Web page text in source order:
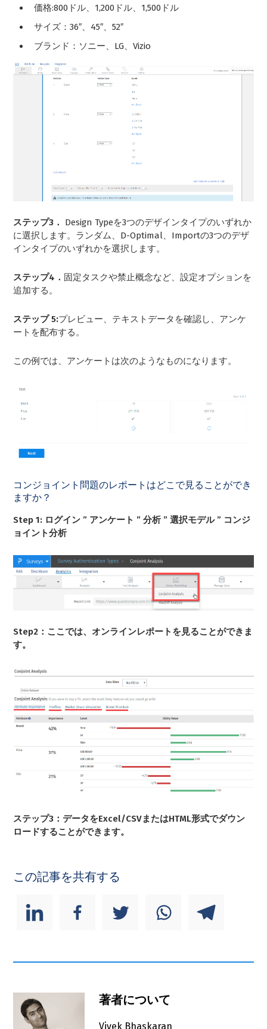
価格:800ドル、1,200ドル、1,500ドル
サイズ：36″、45″、52″
ブランド：ソニー、LG、Vizio
ステップ3． Design Typeを3つのデザインタイプのいずれか
に選択します。ランダム、D-Optimal、Importの3つのデザ
インタイプのいずれかを選択します。
ステップ4． 固定タスクや禁止概念など、設定オプションを
追加する。
ステップ 5:プレビュー、テキストデータを確認し、アンケ
ートを配布する。
この例では、アンケートは次のようなものになります。
コンジョイント問題のレポートはどこで見ることができ
ますか？
Step 1: ログイン ” アンケート ” 分析 ” 選択モデル ” コンジ
ョイント分析
Step2：ここでは、オンラインレポートを見ることができま
す。
ステップ3：データをExcel/CSVまたはHTML形式でダウン
ロードすることができます。
この記事を共有する
著者について
Vivek Bhaskaran